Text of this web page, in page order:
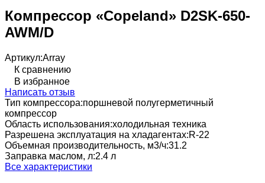
Компрессор «Copeland» D2SK-650-
AWM/D
Артикул:Array
К сравнению
В избранное
Написать отзыв
Тип компрессора:поршневой полугерметичный
компрессор
Область использования:холодильная техника
Разрешена эксплуатация на хладагентах:R-22
Объемная производительность, м3/ч:31.2
Заправка маслом, л:2.4 л
Все характеристики